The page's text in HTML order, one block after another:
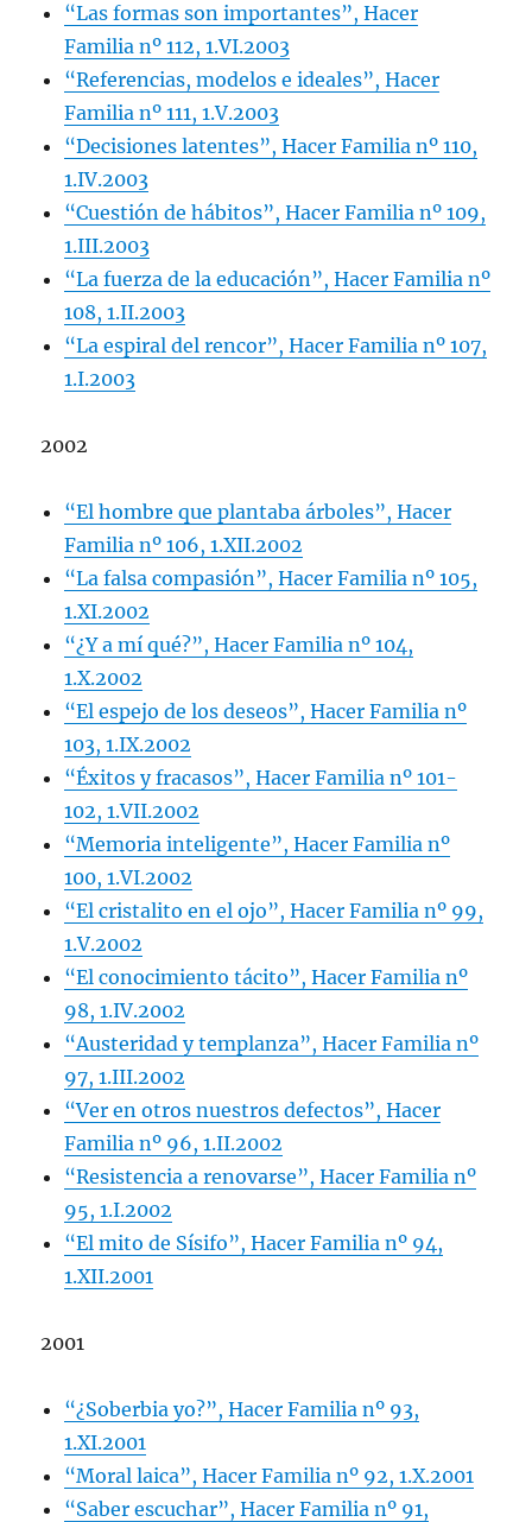
“Las formas son importantes”, Hacer
Familia nº 112, 1.VI.2003
“Referencias, modelos e ideales”, Hacer
Familia nº 111, 1.V.2003
“Decisiones latentes”, Hacer Familia nº 110,
1.IV.2003
“Cuestión de hábitos”, Hacer Familia nº 109,
1.III.2003
“La fuerza de la educación”, Hacer Familia nº
108, 1.II.2003
“La espiral del rencor”, Hacer Familia nº 107,
1.I.2003
2002
“El hombre que plantaba árboles”, Hacer
Familia nº 106, 1.XII.2002
“La falsa compasión”, Hacer Familia nº 105,
1.XI.2002
“¿Y a mí qué?”, Hacer Familia nº 104,
1.X.2002
“El espejo de los deseos”, Hacer Familia nº
103, 1.IX.2002
“Éxitos y fracasos”, Hacer Familia nº 101-
102, 1.VII.2002
“Memoria inteligente”, Hacer Familia nº
100, 1.VI.2002
“El cristalito en el ojo”, Hacer Familia nº 99,
1.V.2002
“El conocimiento tácito”, Hacer Familia nº
98, 1.IV.2002
“Austeridad y templanza”, Hacer Familia nº
97, 1.III.2002
“Ver en otros nuestros defectos”, Hacer
Familia nº 96, 1.II.2002
“Resistencia a renovarse”, Hacer Familia nº
95, 1.I.2002
“El mito de Sísifo”, Hacer Familia nº 94,
1.XII.2001
2001
“¿Soberbia yo?”, Hacer Familia nº 93,
1.XI.2001
“Moral laica”, Hacer Familia nº 92, 1.X.2001
“Saber escuchar”, Hacer Familia nº 91,